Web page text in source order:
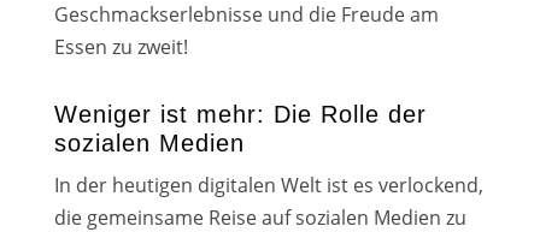
Geschmackserlebnisse und die Freude am
Essen zu zweit!
Weniger ist mehr: Die Rolle der
sozialen Medien
In der heu­ti­gen digi­ta­len Welt ist es ver­lo­ckend,
die gemein­sa­me Reise auf sozia­len Medien zu